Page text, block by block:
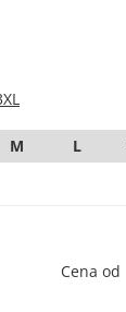
M L
Cena od